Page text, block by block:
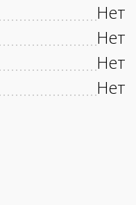
Нет
Нет
Нет
Нет